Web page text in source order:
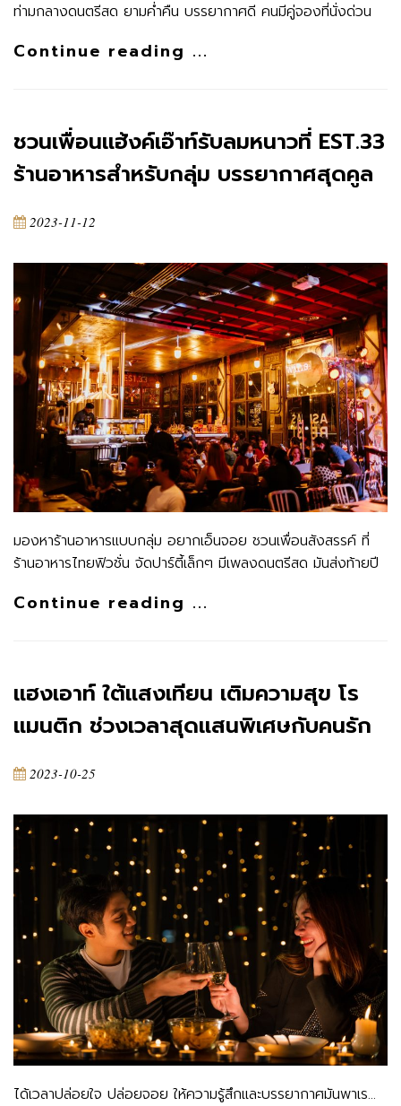
ท่ามกลางดนตรีสด ยามค่ำคืน บรรยากาศดี คนมีคู่จองที่นั่งด่วน
Continue reading ...
ชวนเพื่อนแฮ้งค์เอ๊าท์รับลมหนาวที่ EST.33
ร้านอาหารสำหรับกลุ่ม บรรยากาศสุดคูล
2023-11-12
มองหาร้านอาหารแบบกลุ่ม อยากเอ็นจอย ชวนเพื่อนสังสรรค์ ที่
ร้านอาหารไทยฟิวชั่น จัดปาร์ตี้เล็กๆ มีเพลงดนตรีสด มันส่งท้ายปี
Continue reading ...
แฮงเอาท์ ใต้แสงเทียน เติมความสุข โร
แมนติก ช่วงเวลาสุดแสนพิเศษกับคนรัก
2023-10-25
ได้เวลาปล่อยใจ ปล่อยจอย ให้ความรู้สึกและบรรยากาศมันพาเร…